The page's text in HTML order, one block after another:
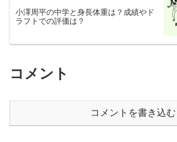
小澤周平の中学と身長体重は？成績やド
ラフトでの評価は？
コメント
コメントを書き込む